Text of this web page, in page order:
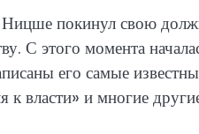
покинул свою
С этого момента
его самые
к власти» и многие